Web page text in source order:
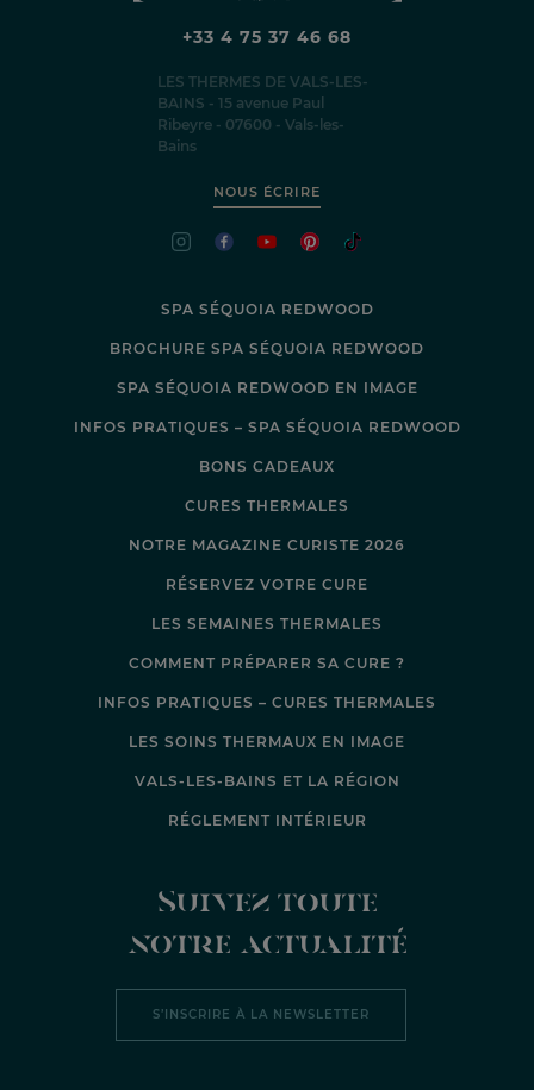
+33 4 75 37 46 68
LES THERMES DE VALS-LES-
BAINS - 15 avenue Paul
Ribeyre - 07600 - Vals-les-
Bains
NOUS ÉCRIRE
SPA SÉQUOIA REDWOOD
BROCHURE SPA SÉQUOIA REDWOOD
SPA SÉQUOIA REDWOOD EN IMAGE
INFOS PRATIQUES – SPA SÉQUOIA REDWOOD
BONS CADEAUX
CURES THERMALES
NOTRE MAGAZINE CURISTE 2026
RÉSERVEZ VOTRE CURE
LES SEMAINES THERMALES
COMMENT PRÉPARER SA CURE ?
INFOS PRATIQUES – CURES THERMALES
LES SOINS THERMAUX EN IMAGE
VALS-LES-BAINS ET LA RÉGION
RÉGLEMENT INTÉRIEUR
Suivez toute
notre actualité
S’INSCRIRE À LA NEWSLETTER